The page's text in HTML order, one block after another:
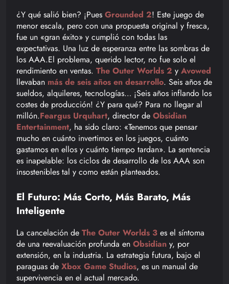
¿Y qué salió bien? ¡Pues Grounded 2! Este juego de
menor escala, pero con una propuesta original y fresca,
fue un «gran éxito» y cumplió con todas las
expectativas. Una luz de esperanza entre las sombras de
los AAA.El problema, querido lector, no fue solo el
rendimiento en ventas. The Outer Worlds 2 y Avowed
llevaban más de seis años en desarrollo. Seis años de
sueldos, alquileres, tecnologías… ¡Seis años inflando los
costes de producción! ¿Y para qué? Para no llegar al
millón.Feargus Urquhart, director de Obsidian
Entertainment, ha sido claro: «Tenemos que pensar
mucho en cuánto invertimos en los juegos, cuánto
gastamos en ellos y cuánto tiempo tardan». La sentencia
es inapelable: los ciclos de desarrollo de los AAA son
insostenibles tal y como están planteados.
El Futuro: Más Corto, Más Barato, Más
Inteligente
La cancelación de The Outer Worlds 3 es el síntoma
de una reevaluación profunda en Obsidian y, por
extensión, en la industria. La estrategia futura, bajo el
paraguas de Xbox Game Studios, es un manual de
supervivencia en el actual mercado.